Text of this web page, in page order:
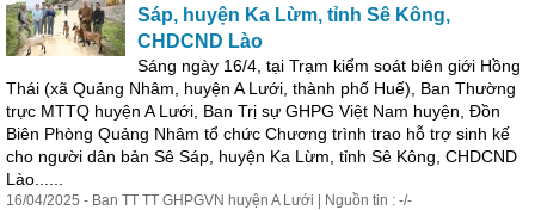
Sáp, huyện Ka Lừm, tỉnh Sê Kông,
CHDCND Lào
Sáng ngày 16/4, tại Trạm kiểm soát biên giới Hồng
Thái (xã Quảng Nhâm, huyện A Lưới, thành phố Huế), Ban Thường
trực MTTQ huyện A Lưới, Ban Trị sự GHPG Việt Nam huyện, Đồn
Biên Phòng Quảng Nhâm tổ chức Chương trình trao hỗ trợ sinh kế
cho người dân bản Sê Sáp, huyện Ka Lừm, tỉnh Sê Kông, CHDCND
Lào......
16/04/2025 - Ban TT TT GHPGVN huyện A Lưới | Nguồn tin : -/-